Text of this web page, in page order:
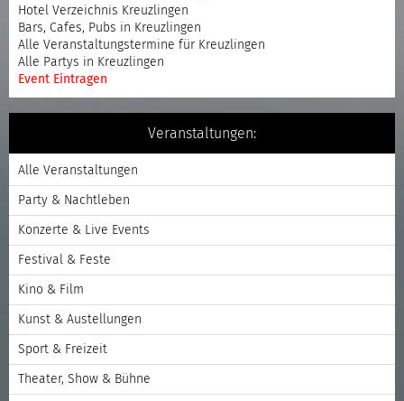
Hotel Verzeichnis Kreuzlingen
Bars, Cafes, Pubs in Kreuzlingen
Alle Veranstaltungstermine für Kreuzlingen
Alle Partys in Kreuzlingen
Event Eintragen
Veranstaltungen:
Alle Veranstaltungen
Party & Nachtleben
Konzerte & Live Events
Festival & Feste
Kino & Film
Kunst & Austellungen
Sport & Freizeit
Theater, Show & Bühne